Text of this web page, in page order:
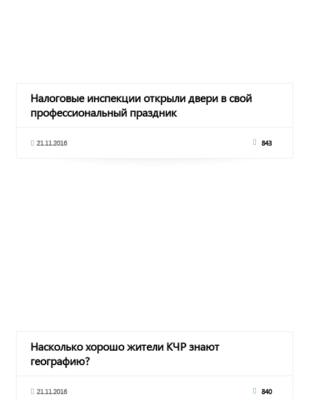
Налоговые инспекции открыли двери в свой
профессиональный праздник
21.11.2016 843
Насколько хорошо жители КЧР знают
географию?
21.11.2016 840